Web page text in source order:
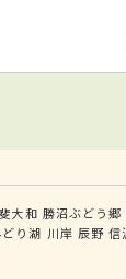
大和 勝沼ぶどう郷
どり湖 川岸 辰野 信